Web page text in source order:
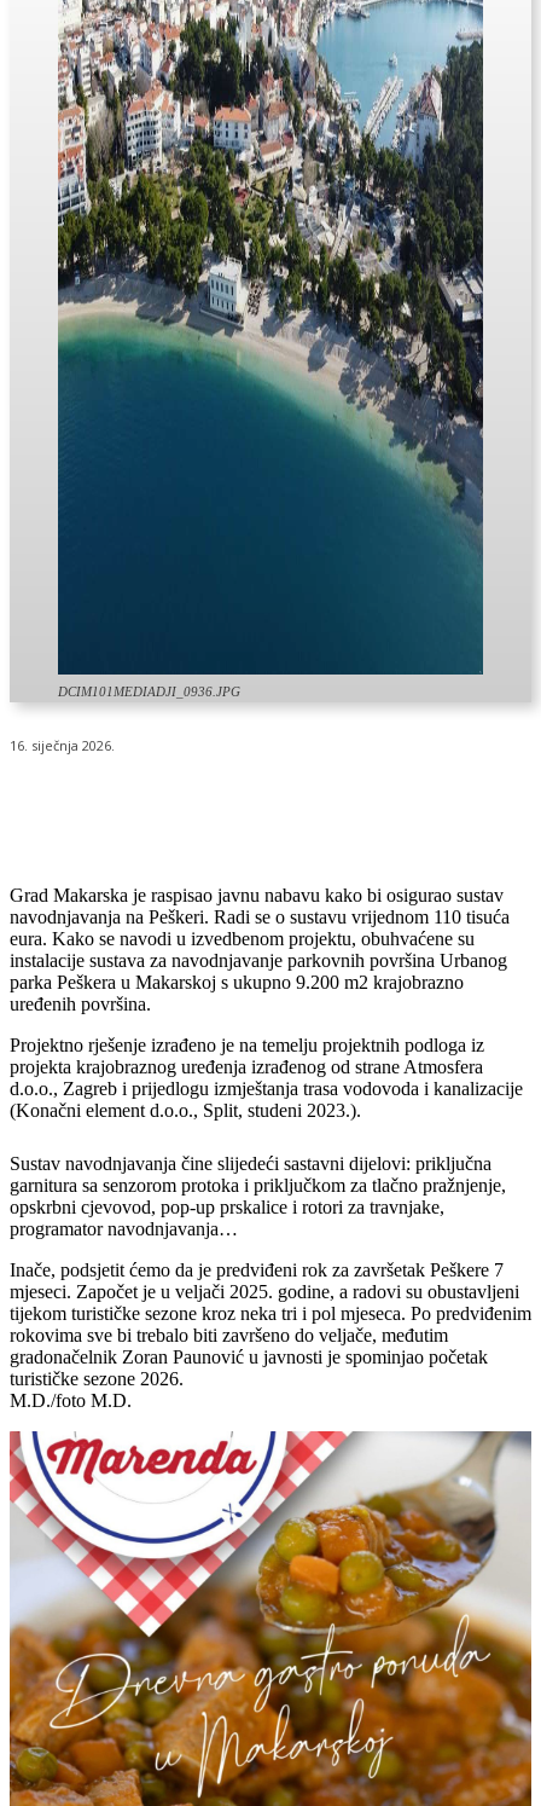
DCIM101MEDIADJI_0936.JPG
16. siječnja 2026.
Grad Makarska je raspisao javnu nabavu kako bi osigurao sustav
navodnjavanja na Peškeri. Radi se o sustavu vrijednom 110 tisuća
eura. Kako se navodi u izvedbenom projektu, obuhvaćene su
instalacije sustava za navodnjavanje parkovnih površina Urbanog
parka Peškera u Makarskoj s ukupno 9.200 m2 krajobrazno
uređenih površina.
Projektno rješenje izrađeno je na temelju projektnih podloga iz
projekta krajobraznog uređenja izrađenog od strane Atmosfera
d.o.o., Zagreb i prijedlogu izmještanja trasa vodovoda i kanalizacije
(Konačni element d.o.o., Split, studeni 2023.).
Sustav navodnjavanja čine slijedeći sastavni dijelovi: priključna
garnitura sa senzorom protoka i priključkom za tlačno pražnjenje,
opskrbni cjevovod, pop-up prskalice i rotori za travnjake,
programator navodnjavanja…
Inače, podsjetit ćemo da je predviđeni rok za završetak Peškere 7
mjeseci. Započet je u veljači 2025. godine, a radovi su obustavljeni
tijekom turističke sezone kroz neka tri i pol mjeseca. Po predviđenim
rokovima sve bi trebalo biti završeno do veljače, međutim
gradonačelnik Zoran Paunović u javnosti je spominjao početak
turističke sezone 2026.
M.D./foto M.D.